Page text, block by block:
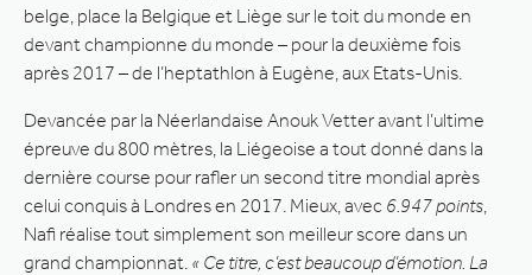
belge, place la Belgique et Liège sur le toit du monde en
devant championne du monde – pour la deuxième fois
après 2017 – de l’heptathlon à Eugène, aux Etats-Unis.
Devancée par la Néerlandaise Anouk Vetter avant l’ultime
épreuve du 800 mètres, la Liégeoise a tout donné dans la
dernière course pour rafler un second titre mondial après
celui conquis à Londres en 2017. Mieux, avec 6.947 points
Nafi réalise tout simplement son meilleur score dans un
grand championnat. « Ce titre, c’est beaucoup d’émotion. La